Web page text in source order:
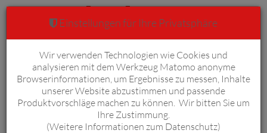
Anmelden Warenkorb 0
Einstellungen für Ihre Privatsphäre
Wir verwenden Technologien wie Cookies und
analysieren mit dem Werkzeug Matomo anonyme
Browserinformationen, um Ergebnisse zu messen, Inhalte
unserer Website abzustimmen und passende
Produktvorschläge machen zu können. Wir bitten Sie um
Ihre Zustimmung.
(Weitere Informationen zum Datenschutz)